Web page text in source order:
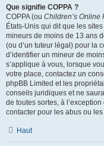
Que signifie COPPA ?
COPPA (ou Children’s Online
États-Unis qui dit que les
mineurs de moins de 13 ans
(ou d’un tuteur légal) pour la
d’identifier un mineur de
s’applique à vous, lorsque
votre place, contactez un
phpBB Limited et les
conseils juridiques et ne
de toutes sortes, à
contacter pour les abus ou
Haut